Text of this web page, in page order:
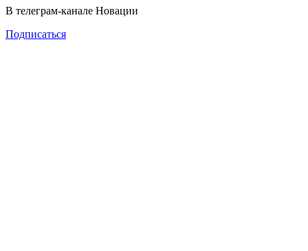
В телеграм-канале Новации
Подписаться